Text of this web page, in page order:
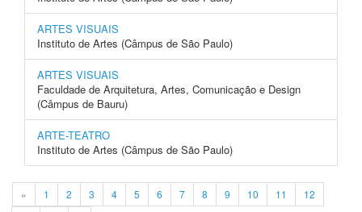
ARTES VISUAIS
Instituto de Artes (Câmpus de São Paulo)
ARTES VISUAIS
Faculdade de Arquitetura, Artes, Comunicação e Design
(Câmpus de Bauru)
ARTE-TEATRO
Instituto de Artes (Câmpus de São Paulo)
« 1 2 3 4 5 6 7 8 9 10 11
12